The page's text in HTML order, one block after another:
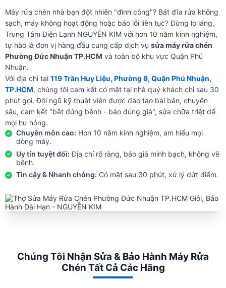
Máy rửa chén nhà bạn đột nhiên "đình công"? Bát đĩa rửa không
sạch, máy không hoạt động hoặc báo lỗi liên tục? Đừng lo lắng,
Trung Tâm Điện Lạnh NGUYỄN KIM với hơn 10 năm kinh nghiệm,
tự hào là đơn vị hàng đầu cung cấp dịch vụ sửa máy rửa chén
Phường Đức Nhuận TP.HCM và toàn bộ khu vực Quận Phú
Nhuận.
Với địa chỉ tại 119 Trần Huy Liệu, Phường 8, Quận Phú Nhuận,
TP.HCM, chúng tôi cam kết có mặt tại nhà quý khách chỉ sau 30
phút gọi. Đội ngũ kỹ thuật viên được đào tạo bài bản, chuyên
sâu, cam kết "bắt đúng bệnh - báo đúng giá", sửa chữa triệt để
mọi hư hỏng.
Chuyên môn cao: Hơn 10 năm kinh nghiệm, am hiểu mọi
dòng máy.
Uy tín tuyệt đối: Địa chỉ rõ ràng, báo giá minh bạch, không vẽ
bệnh.
Tin cậy & Nhanh chóng: Có mặt sau 30 phút, xử lý dứt điểm.
Chúng Tôi Nhận Sửa & Bảo Hành Máy Rửa
Chén Tất Cả Các Hãng